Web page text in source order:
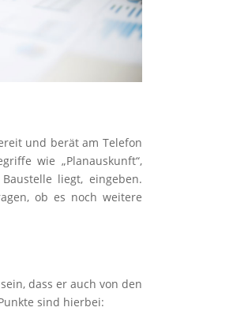
und berät am Telefon
wie „Planauskunft“,
Baustelle liegt, eingeben.
ob es noch weitere
dass er auch von den
sind hierbei: